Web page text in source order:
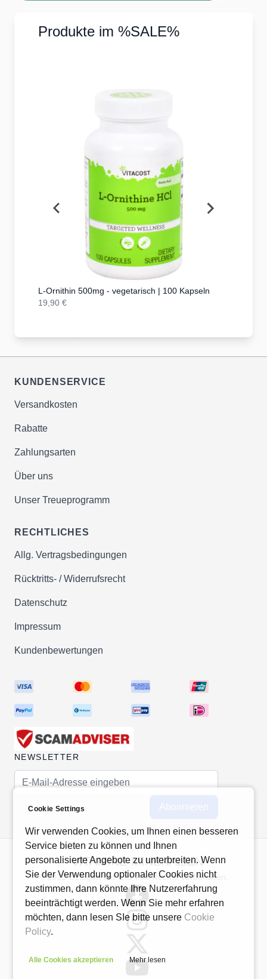
Produkte im %SALE%
L-Ornithin 500mg - vegetarisch | 100 Kapseln
19,90 €
KUNDENSERVICE
Versandkosten
Rabatte
Zahlungsarten
Über uns
Unser Treueprogramm
RECHTLICHES
Allg. Vertragsbedingungen
Rücktritts- / Widerrufsrecht
Datenschutz
Impressum
Kundenbewertungen
NEWSLETTER
E-Mail-Adresse
VITAMINE-MINERALIEN
© 2026 Octagon Ind. Ltd. Alle Rechte vorbehalten.
Cookie Settings
Wir verwenden Cookies, um Ihnen einen besseren
Service bieten zu können und Ihnen
personalisierte Angebote zu unterbreiten. Wenn
Sie der Verwendung optionaler Cookies nicht
zustimmen, dann könnte Ihre Nutzererfahrung
beeinträchtigt werden. Wenn Sie mehr erfahren
möchten, dann lesen SIe bitte unsere Cookie
Policy.
Alle Cookies akzeptieren Mehr lesen